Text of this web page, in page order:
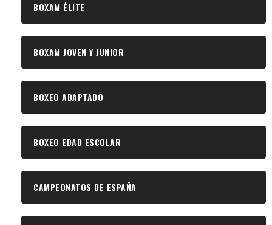
BOXAM ÉLITE
BOXAM JOVEN Y JUNIOR
BOXEO ADAPTADO
BOXEO EDAD ESCOLAR
CAMPEONATOS DE ESPAÑA